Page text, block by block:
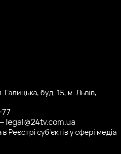
буд. 15, м. Львів,
legal@24tv.com.ua
Реєстрі суб'єктів у сфері медіа